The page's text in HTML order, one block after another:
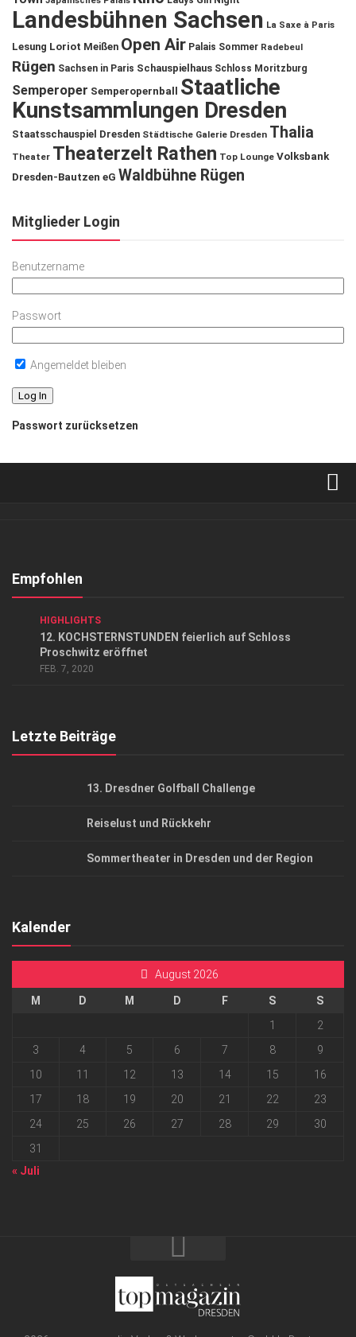
Landesbühnen Sachsen La Saxe à Paris
Lesung Loriot Meißen Open Air Palais Sommer Radebeul
Rügen Sachsen in Paris Schauspielhaus Schloss Moritzburg
Semperoper Semperopernball
Staatliche
Kunstsammlungen Dresden
Staatsschauspiel Dresden Städtische Galerie Dresden Thalia
Theater Theaterzelt Rathen Top Lounge Volksbank
Dresden-Bautzen eG Waldbühne Rügen
Mitglieder Login
Benutzername
Passwort
Angemeldet bleiben
Passwort zurücksetzen
Kontakt, Impressum
Top Gesundheitsforum Dresden / Ostsachsen
Empfohlen
HIGHLIGHTS
12. KOCHSTERNSTUNDEN feierlich auf Schloss
Proschwitz eröffnet
FEB. 7, 2020
Letzte Beiträge
13. Dresdner Golfball Challenge
Reiselust und Rückkehr
Sommertheater in Dresden und der Region
Kalender
August 2026
M D M D F S
S
1
2
3
4 5 6 7 8
9
10
11 12 13 14 15
16
17
18 19 20 21 22
23
24
25 26 27 28 29
30
31
« Juli